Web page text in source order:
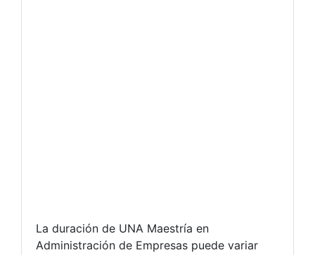
La duración de UNA Maestría en
Administración de Empresas puede variar